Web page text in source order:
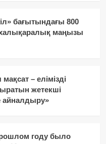
бағытындағы 800
маңызы
– елімізді
жетекші
айналдыру»
году было